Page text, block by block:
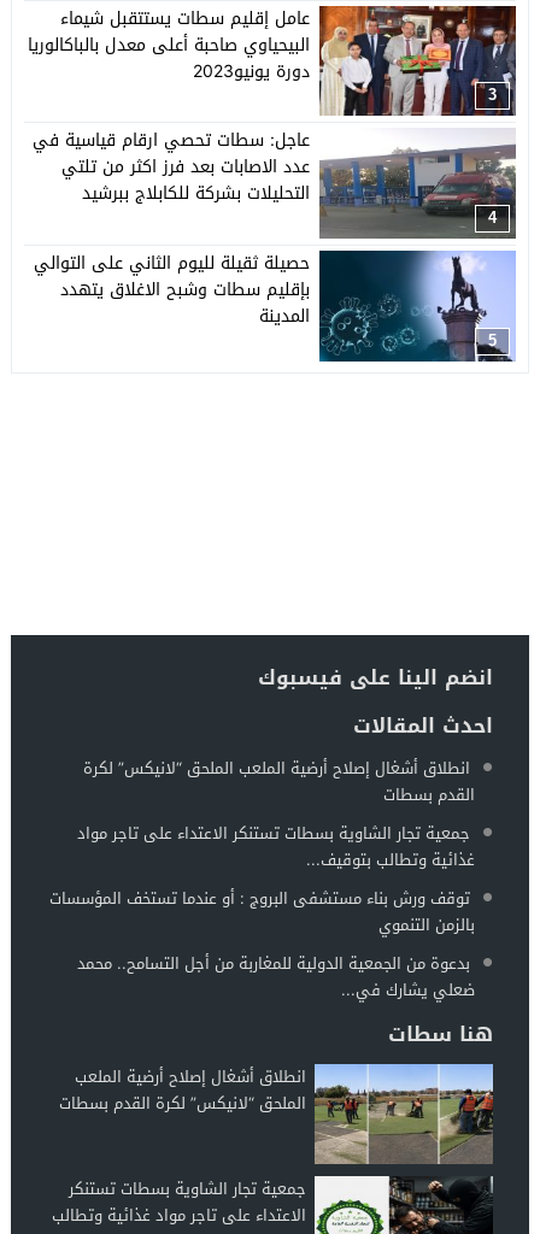
3
عامل إقليم سطات يستتقبل شيماء
البيحياوي صاحبة أعلى معدل بالباكالوريا
دورة يونيو2023
4
عاجل: سطات تحصي ارقام قياسية في
عدد الاصابات بعد فرز اكثر من تلتي
التحليلات بشركة للكابلاج ببرشيد
5
حصيلة ثقيلة لليوم الثاني على التوالي
بإقليم سطات وشبح الاغلاق يتهدد
المدينة
انضم الينا على فيسبوك
احدث المقالات
انطلاق أشغال إصلاح أرضية الملعب الملحق “لانيكس” لكرة
القدم بسطات
جمعية تجار الشاوية بسطات تستنكر الاعتداء على تاجر مواد
غذائية وتطالب بتوقيف...
توقف ورش بناء مستشفى البروج : أو عندما تستخف المؤسسات
بالزمن التنموي
بدعوة من الجمعية الدولية للمغاربة من أجل التسامح.. محمد
ضعلي يشارك في...
هنا سطات
انطلاق أشغال إصلاح أرضية الملعب
الملحق “لانيكس” لكرة القدم بسطات
جمعية تجار الشاوية بسطات تستنكر
الاعتداء على تاجر مواد غذائية وتطالب